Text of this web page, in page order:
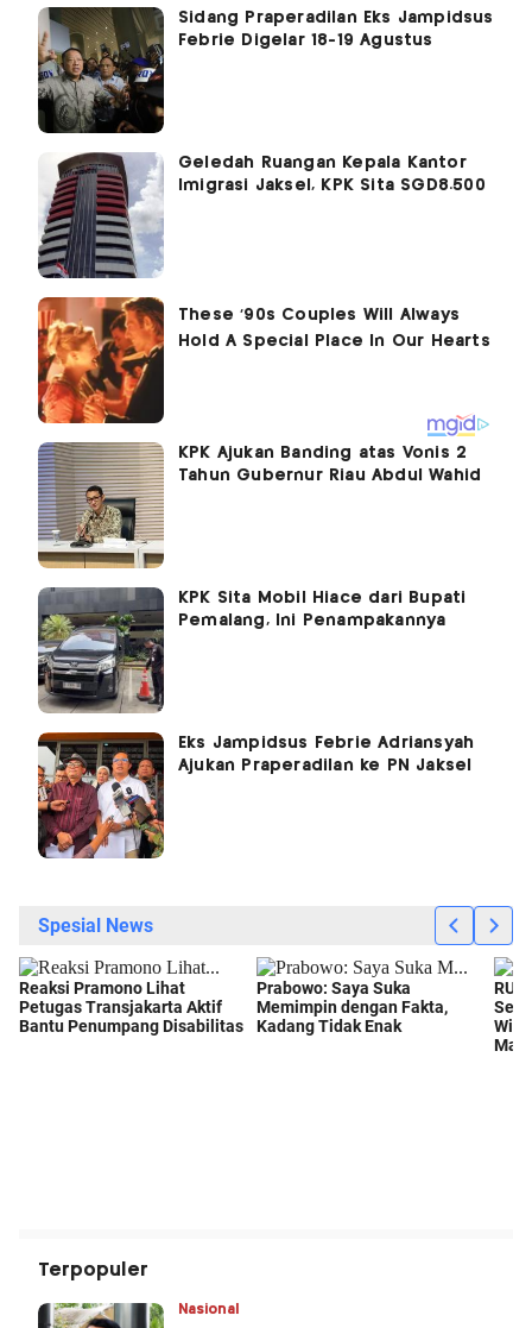
Sidang Praperadilan Eks Jampidsus
Febrie Digelar 18-19 Agustus
Geledah Ruangan Kepala Kantor
Imigrasi Jaksel, KPK Sita SGD8.500
KPK Ajukan Banding atas Vonis 2
Tahun Gubernur Riau Abdul Wahid
KPK Sita Mobil Hiace dari Bupati
Pemalang, Ini Penampakannya
Eks Jampidsus Febrie Adriansyah
Ajukan Praperadilan ke PN Jaksel
Terpopuler
Nasional